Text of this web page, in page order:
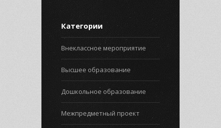
Категории
Внеклассное мероприятие
Высшее образование
Дошкольное образование
Межпредметный проект